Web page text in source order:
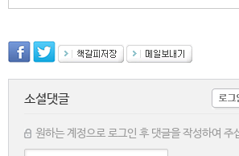
소셜댓글
원하는 계정으로 로그인 후 댓글을 작성하여 주